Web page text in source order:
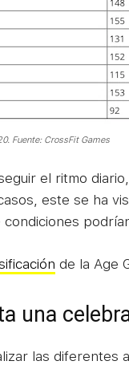
Fuente: CrossFit Games
el ritmo
este se ha
de la Age
una
las diferentes